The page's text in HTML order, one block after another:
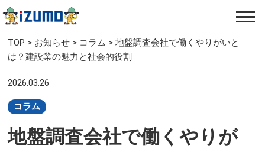
TOP > お知らせ > コラム >地盤調査会社で働くやりがいと
は？建設業の魅力と社会的役割
2026.03.26
コラム
地盤調査会社で働くやりが